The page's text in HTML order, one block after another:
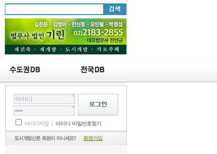
아이디저장 ㅣ 아이디/비밀번호찾기
회원가입